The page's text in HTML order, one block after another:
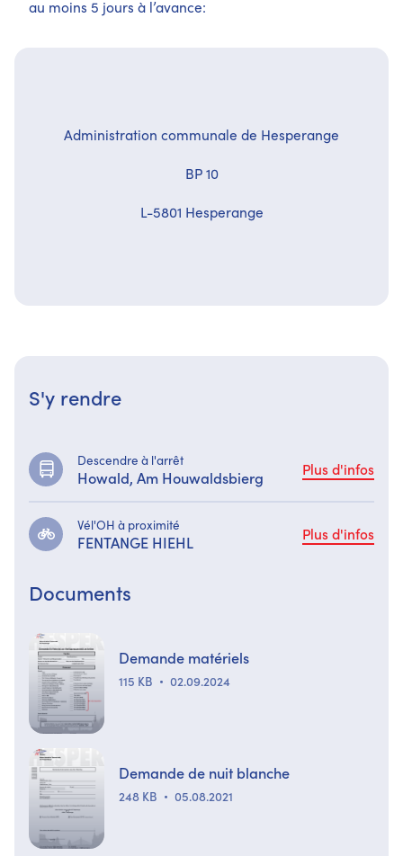
au moins 5 jours à l’avance:
Administration communale de Hesperange
BP 10
L-5801 Hesperange
S'y rendre
Descendre à l'arrêt
Howald, Am Houwaldsbierg Plus d'infos
Vél'OH à proximité
FENTANGE HIEHL Plus d'infos
Documents
Demande matériels
115 KB 02.09.2024
Demande de nuit blanche
248 KB 05.08.2021